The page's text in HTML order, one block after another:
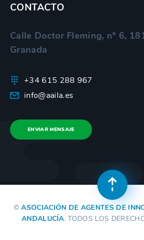
CONTACTO
Calle Doctor Fleming, nº 6,
Granada
+34 615 288 967
info@aaila.es
ENVIAR MENSAJE
©ASOCIACIÓN DE AGENTES DE
ANDALUCÍA. TODOS LOS